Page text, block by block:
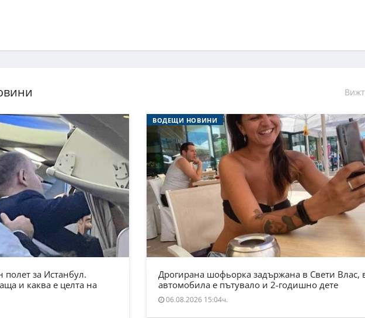
полет за Истанбул.
и каква е целта на
ВОДЕЩИ НОВИНИ
Дрогирана шофьорка задържана в Свети Влас,
автомобила е пътувало и 2-годишно дете
06.08.2026 15:04ч.